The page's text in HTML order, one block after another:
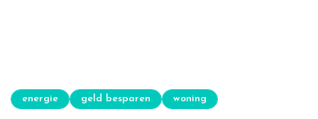
energie geld besparen woning